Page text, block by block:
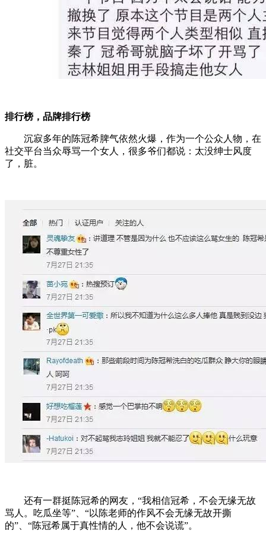
排行榜，品牌排行榜
沉寂多年的陈冠希脾气依然火爆，作为一个公众人物，在
社交平台当众辱骂一个女人，很多爷们都说：太没绅士风度
了，脏。
还有一群挺陈冠希的网友，“我相信冠希，不会无缘无故
骂人。吃瓜坐等”、“以陈老师的作风不会无缘无故开撕
的”、“陈冠希属于真性情的人，他不会说谎”。